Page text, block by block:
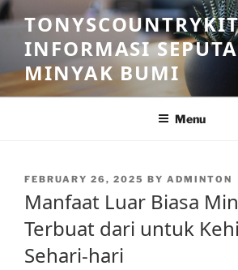
Skip
to
contentINFORMASI
MINYAK BUMI
Menu
POSTED
FEBRUARY 26, 2025 BY ADMINTON
Manfaat Luar Biasa
Terbuat dari untuk
Sehari-hari